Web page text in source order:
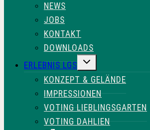
NEWS
JOBS
KONTAKT
DOWNLOADS
ERLEBNIS LGS
UNTERMENÜ
KONZEPT & GELÄNDE
IMPRESSIONEN
VOTING LIEBLINGSGARTEN
VOTING DAHLIEN